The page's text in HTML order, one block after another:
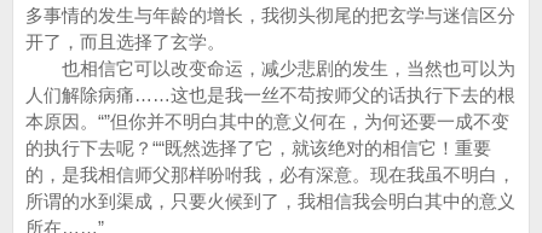
多事情的发生与年龄的增长，我彻头彻尾的把玄学与迷信区分
开了，而且选择了玄学。
也相信它可以改变命运，减少悲剧的发生，当然也可以为
人们解除病痛……这也是我一丝不苟按师父的话执行下去的根
本原因。“”但你并不明白其中的意义何在，为何还要一成不变
的执行下去呢？““既然选择了它，就该绝对的相信它！重要
的，是我相信师父那样吩咐我，必有深意。现在我虽不明白，
所谓的水到渠成，只要火候到了，我相信我会明白其中的意义
所在……”